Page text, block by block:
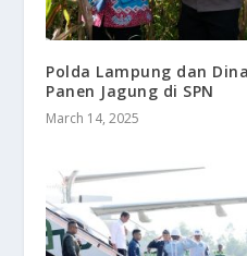
Polda Lampung dan
Panen Jagung di SPN
March 14, 2025